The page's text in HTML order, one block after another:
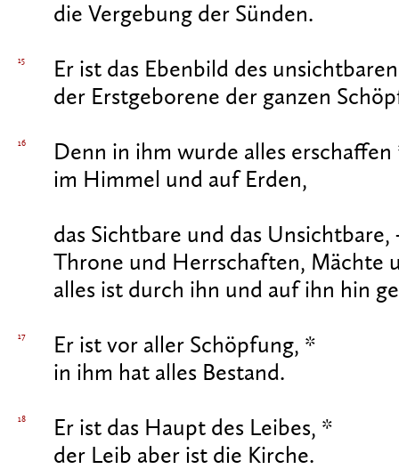
die Vergebung der Sünden.
15
Er ist das Ebenbild des
der Erstgeborene der ganzen
16
Denn in ihm wurde alles erschaffen
im Himmel und auf Erden,
das Sichtbare und das Unsichtbare,
Throne und Herrschaften, Mächte
alles ist durch ihn und auf ihn hin
17
Er ist vor aller Schöpfung, *
in ihm hat alles Bestand.
18
Er ist das Haupt des Leibes, *
der Leib aber ist die Kirche.